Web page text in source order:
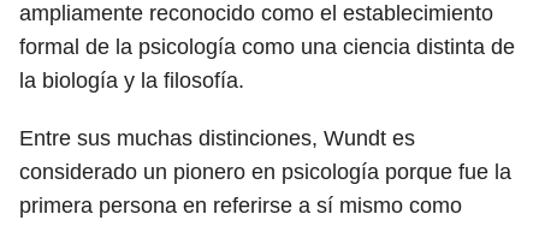
ampliamente reconocido como el establecimiento
formal de la psicología como una ciencia distinta de
la biología y la filosofía.
Entre sus muchas distinciones, Wundt es
considerado un pionero en psicología porque fue la
primera persona en referirse a sí mismo como